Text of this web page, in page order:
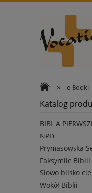
» e-Booki
Katalog
BIBLIA
NPD
Prymasowska
Faksymile Biblii
Słowo blisko
Wokół Biblii